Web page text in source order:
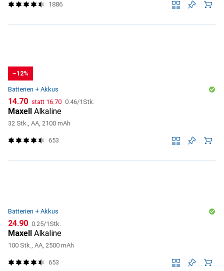
1886
−12%
Batterien + Akkus
CHF
14.70 statt CHF
16.70 CHF
0.46/1Stk.
Maxell Alkaline
32 Stk., AA, 2100 mAh
653
Batterien + Akkus
CHF
24.90 CHF
0.25/1Stk.
Maxell Alkaline
100 Stk., AA, 2500 mAh
653